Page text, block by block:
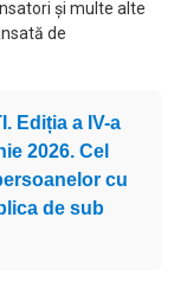
și multe alte
de
Ediția a IV-a
2026. Cel
cu
de sub